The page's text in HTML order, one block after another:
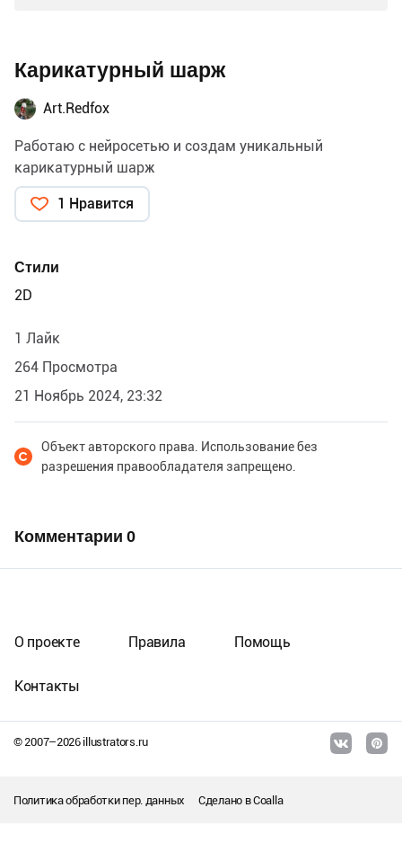
Карикатурный шарж
Art.Redfox
Работаю с нейросетью и создам уникальный
карикатурный шарж
1 Нравится
Стили
2D
1 Лайк
264 Просмотра
21 Ноябрь 2024, 23:32
Объект авторского права. Использование без
разрешения правообладателя запрещено.
Комментарии 0
© 2007–2026illustrators.ru
О проекте Правила Помощь
Контакты
Политика обработки пер. данных Сделано вCoalla